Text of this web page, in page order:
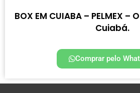
BOX EM CUIABA – PELMEX
Cuiabá.
Comprar pelo